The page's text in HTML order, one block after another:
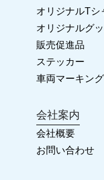
2022-2023 年末年
2022.04.28
カラーズ岡崎店
2022年 ゴールデ
2022.03.26
オリジナルTシ
オリジナルグ
販売促進品
ステッカー
車両マーキング
会社案内
会社概要
お問い合わせ